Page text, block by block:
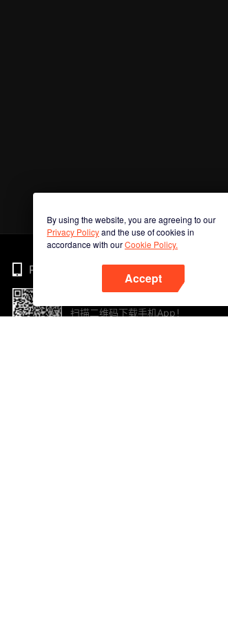
By using the website, you are agreeing to our
Privacy Policyand the use of cookies in
accordance with ourCookie Policy.
Accept
Phone
扫描二维码下载手机App！